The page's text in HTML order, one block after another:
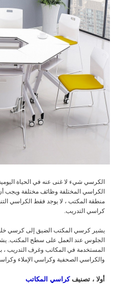
الكرسي شيء لا غنى عنه في الحياة
الكراسي المختلفة وظائف مختلفة ويجب
منطقة المكتب ، لا يوجد فقط الكراسي
كراسي التدريب.
يشير كرسي المكتب الضيق إلى كرسي
الجلوس عند العمل على سطح المكتب.
المستخدمة في المكاتب وغرف التدريب ،
والكراسي الصحفية وكراسي الإملاء
أولا ، تصنيفكراسي المكاتب